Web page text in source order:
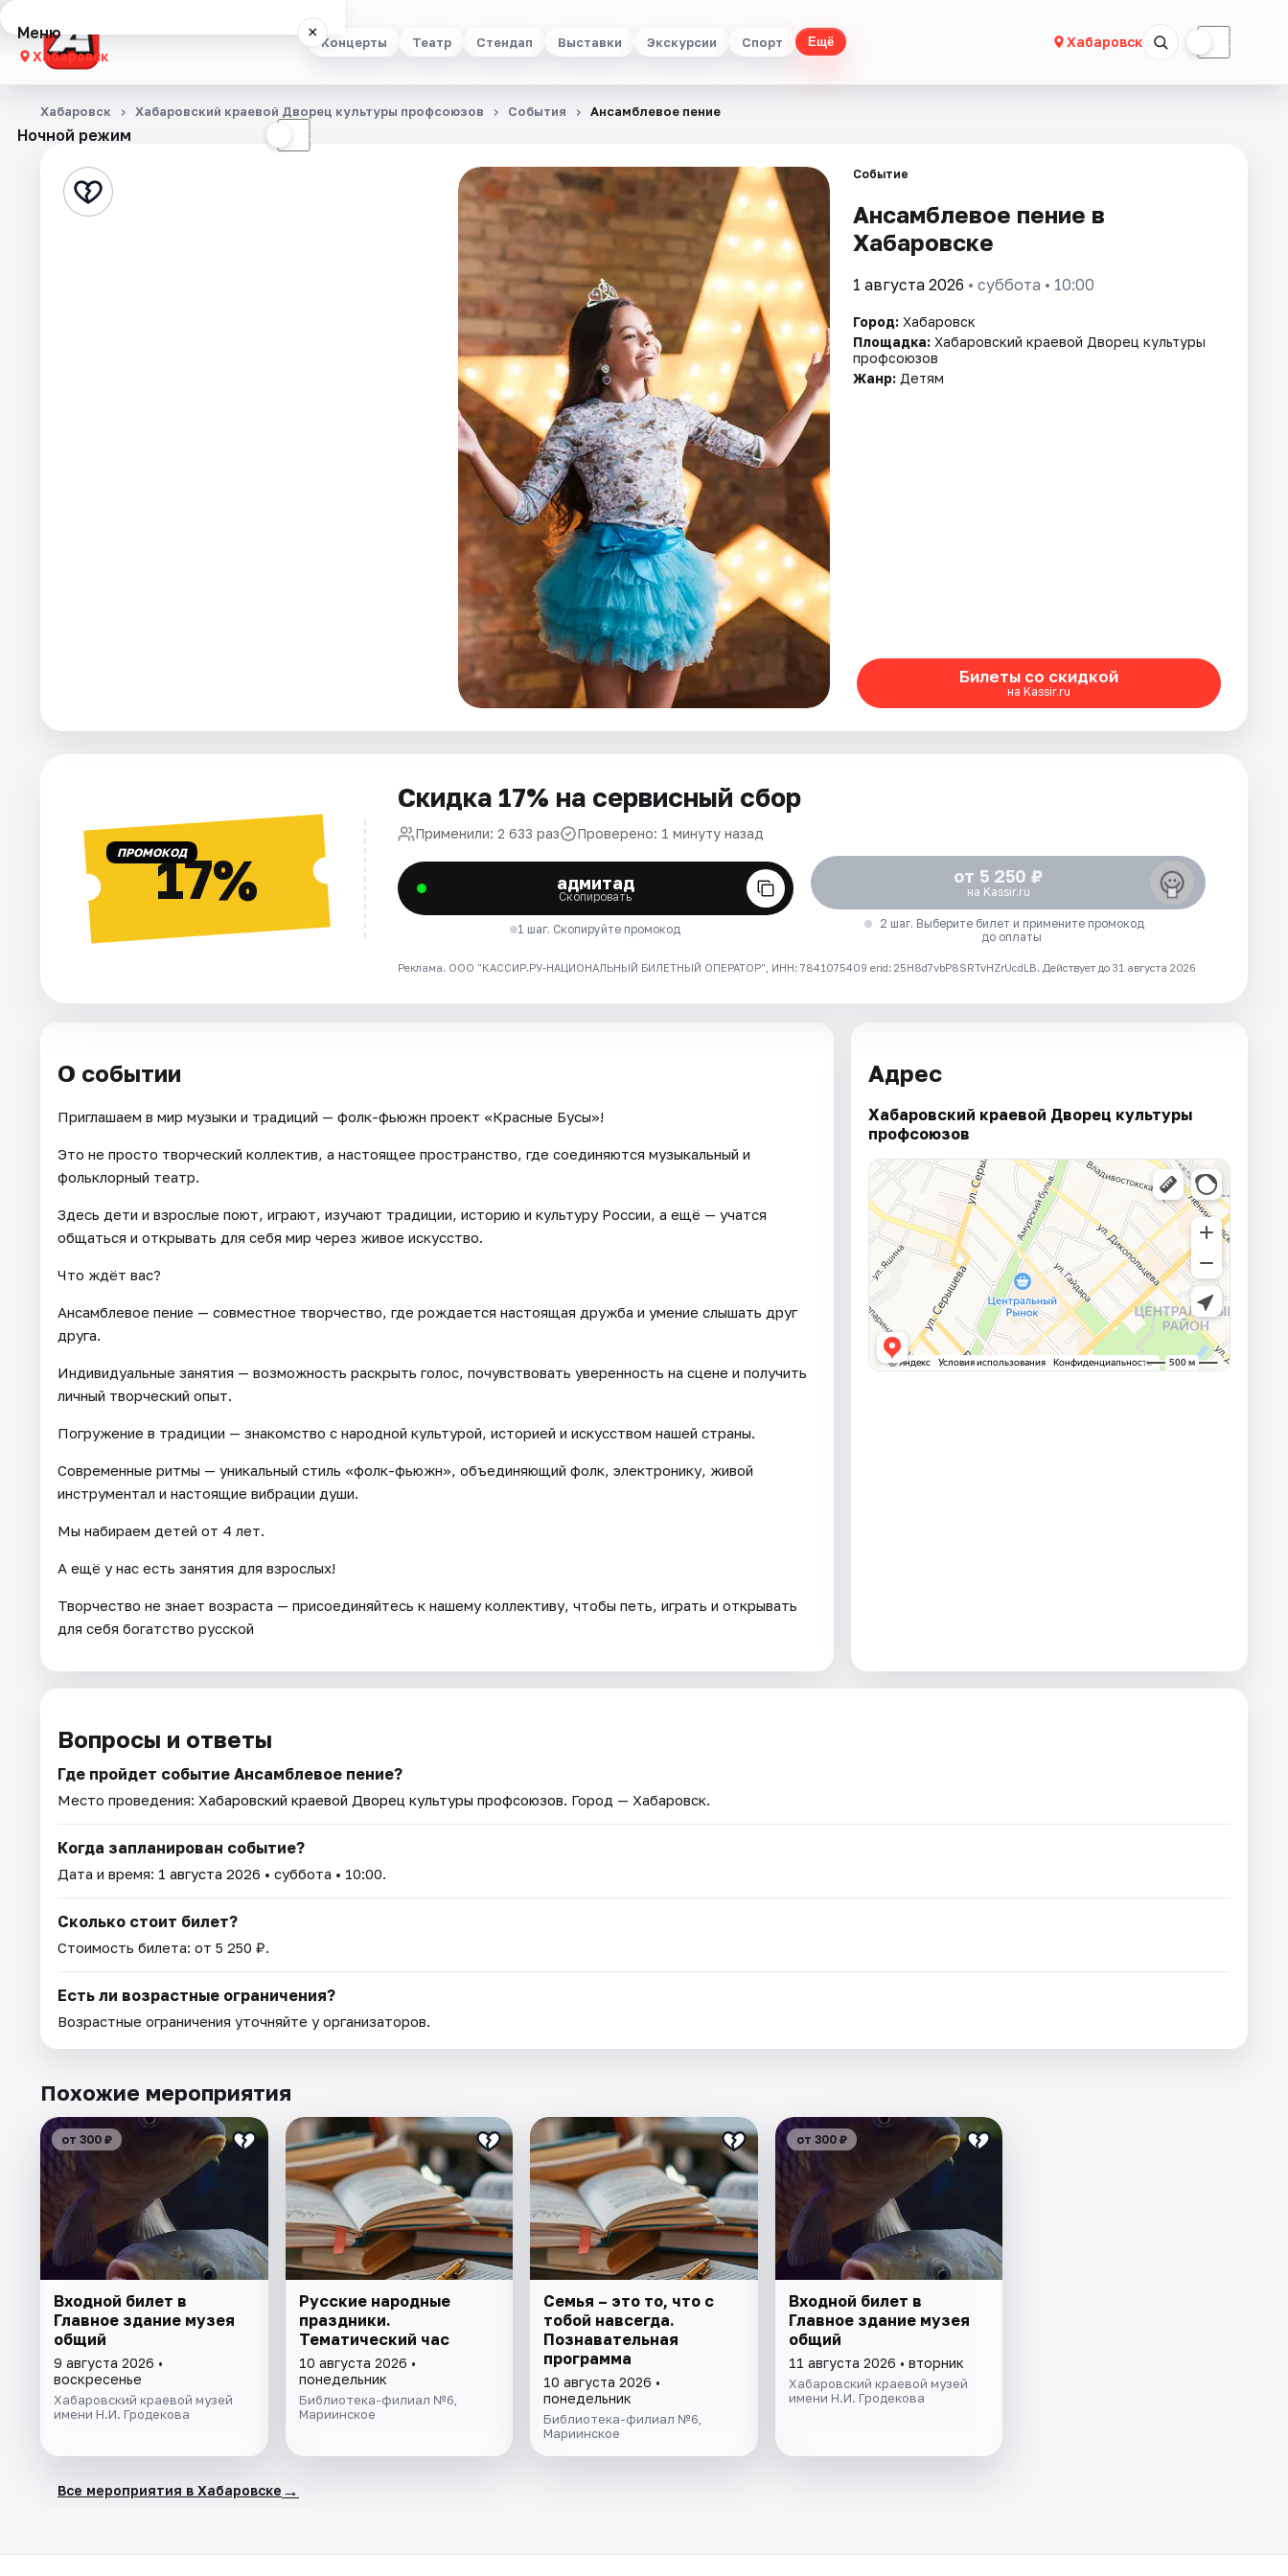
Концерты Театр Стендап Выставки Экскурсии Спорт Ещё Хабаровск ☾
Меню ×
Хабаровск
Концерты
Стендап
Ночной режим ☾
Хабаровск Хабаровский краевой Дворец культуры профсоюзов События Ансамблевое пение
Событие
Ансамблевое пение в
Хабаровске
1 августа 2026 • суббота • 10:00
Город: Хабаровск
Площадка: Хабаровский краевой Дворец культуры
профсоюзов
Жанр: Детям
Билеты со скидкой
на Kassir.ru
ПРОМОКОД17%
Скидка 17% на сервисный сбор
Применили: 2 633 раз Проверено: 1 минуту назад
адмитад
Скопировать
1 шаг. Скопируйте промокод
от 5 250 ₽
на Kassir.ru
2 шаг. Выберите билет и примените промокод
до оплаты
Реклама. ООО "КАССИР.РУ-НАЦИОНАЛЬНЫЙ БИЛЕТНЫЙ ОПЕРАТОР", ИНН: 7841075409 erid: 25H8d7vbP8SRTvHZrUcdLB. Действует до 31 августа 2026
О событии
Приглашаем в мир музыки и традиций — фолк-фьюжн проект «Красные Бусы»!
Это не просто творческий коллектив, а настоящее пространство, где соединяются музыкальный и
фольклорный театр.
Здесь дети и взрослые поют, играют, изучают традиции, историю и культуру России, а ещё — учатся
общаться и открывать для себя мир через живое искусство.
Что ждёт вас?
Ансамблевое пение — совместное творчество, где рождается настоящая дружба и умение слышать друг
друга.
Индивидуальные занятия — возможность раскрыть голос, почувствовать уверенность на сцене и получить
личный творческий опыт.
Погружение в традиции — знакомство с народной культурой, историей и искусством нашей страны.
Современные ритмы — уникальный стиль «фолк-фьюжн», объединяющий фолк, электронику, живой
инструментал и настоящие вибрации души.
Мы набираем детей от 4 лет.
А ещё у нас есть занятия для взрослых!
Творчество не знает возраста — присоединяйтесь к нашему коллективу, чтобы петь, играть и открывать
для себя богатство русской
Адрес
Хабаровский краевой Дворец культуры
профсоюзов
Вопросы и ответы
Где пройдет событие Ансамблевое пение?
Место проведения: Хабаровский краевой Дворец культуры профсоюзов. Город — Хабаровск.
Когда запланирован событие?
Дата и время: 1 августа 2026 • суббота • 10:00.
Сколько стоит билет?
Стоимость билета: от 5 250 ₽.
Есть ли возрастные ограничения?
Возрастные ограничения уточняйте у организаторов.
Похожие мероприятия
от 300 ₽
Входной билет в
Главное здание музея
общий
9 августа 2026 •
воскресенье
Хабаровский краевой музей
имени Н.И. Гродекова
Русские народные
праздники.
Тематический час
10 августа 2026 •
понедельник
Библиотека-филиал №6,
Мариинское
Семья – это то, что с
тобой навсегда.
Познавательная
программа
10 августа 2026 •
понедельник
Библиотека-филиал №6,
Мариинское
от 300 ₽
Входной билет в
Главное здание музея
общий
11 августа 2026 • вторник
Хабаровский краевой музей
имени Н.И. Гродекова
Все мероприятия в Хабаровске →